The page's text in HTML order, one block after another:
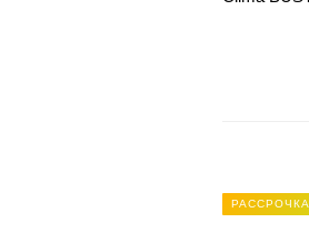
РАССРОЧКА